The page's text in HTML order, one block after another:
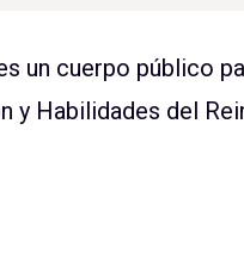
un cuerpo público
y Habilidades del